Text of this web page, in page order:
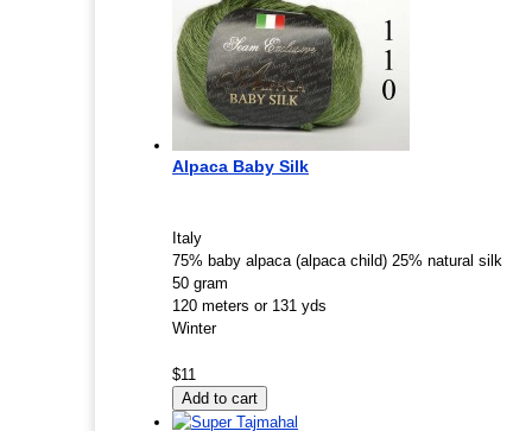
Alpaca Baby Silk
Italy
75% baby alpaca (alpaca child) 25% natural silk
50 gram
120 meters or 131 yds
Winter
$11